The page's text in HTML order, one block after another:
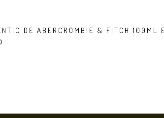
DE ABERCROMBIE & FITCH 100ML